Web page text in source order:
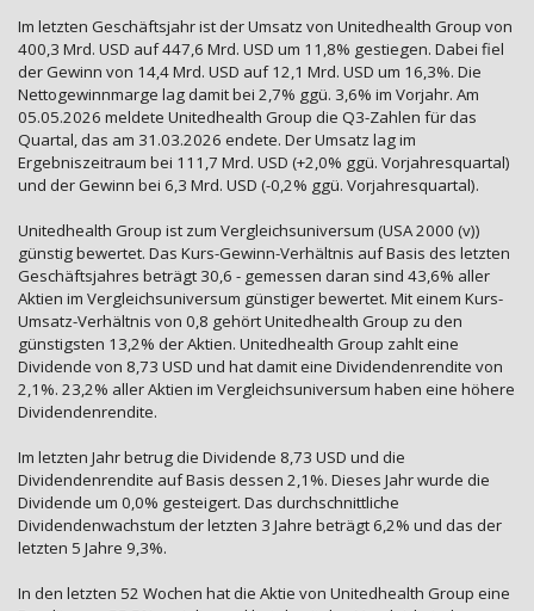
Im letzten Geschäftsjahr ist der Umsatz von Unitedhealth Group von
400,3 Mrd. USD auf 447,6 Mrd. USD um 11,8% gestiegen. Dabei fiel
der Gewinn von 14,4 Mrd. USD auf 12,1 Mrd. USD um 16,3%. Die
Nettogewinnmarge lag damit bei 2,7% ggü. 3,6% im Vorjahr. Am
05.05.2026 meldete Unitedhealth Group die Q3-Zahlen für das
Quartal, das am 31.03.2026 endete. Der Umsatz lag im
Ergebniszeitraum bei 111,7 Mrd. USD (+2,0% ggü. Vorjahresquartal)
und der Gewinn bei 6,3 Mrd. USD (-0,2% ggü. Vorjahresquartal).
Unitedhealth Group ist zum Vergleichsuniversum (USA 2000 (v))
günstig bewertet. Das Kurs-Gewinn-Verhältnis auf Basis des letzten
Geschäftsjahres beträgt 30,6 - gemessen daran sind 43,6% aller
Aktien im Vergleichsuniversum günstiger bewertet. Mit einem Kurs-
Umsatz-Verhältnis von 0,8 gehört Unitedhealth Group zu den
günstigsten 13,2% der Aktien. Unitedhealth Group zahlt eine
Dividende von 8,73 USD und hat damit eine Dividendenrendite von
2,1%. 23,2% aller Aktien im Vergleichsuniversum haben eine höhere
Dividendenrendite.
Im letzten Jahr betrug die Dividende 8,73 USD und die
Dividendenrendite auf Basis dessen 2,1%. Dieses Jahr wurde die
Dividende um 0,0% gesteigert. Das durchschnittliche
Dividendenwachstum der letzten 3 Jahre beträgt 6,2% und das der
letzten 5 Jahre 9,3%.
In den letzten 52 Wochen hat die Aktie von Unitedhealth Group eine